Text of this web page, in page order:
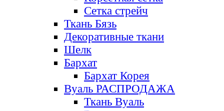
Сетка стрейч
Ткань Бязь
Декоративные ткани
Шелк
Бархат
Бархат Корея
Вуаль РАСПРОДАЖА
Ткань Вуаль